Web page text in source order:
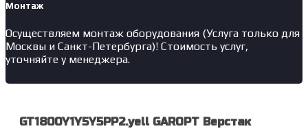
Монтаж
Осуществляем монтаж оборудования (Услуга только для
Москвы и Санкт-Петербурга)! Стоимость услуг,
уточняйте у менеджера.
GT1800Y1Y5Y5PP2.yell GAROPT Верстак